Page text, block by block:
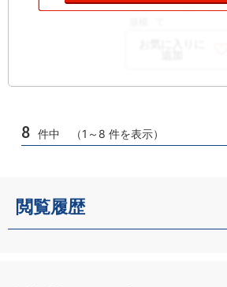
構造 SRC 地上10階建
8 件中 （1～8 件を表示）
閲覧履歴